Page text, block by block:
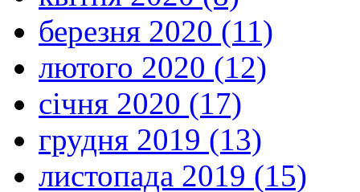
березня 2020 (11)
лютого 2020 (12)
січня 2020 (17)
грудня 2019 (13)
листопада 2019 (15)